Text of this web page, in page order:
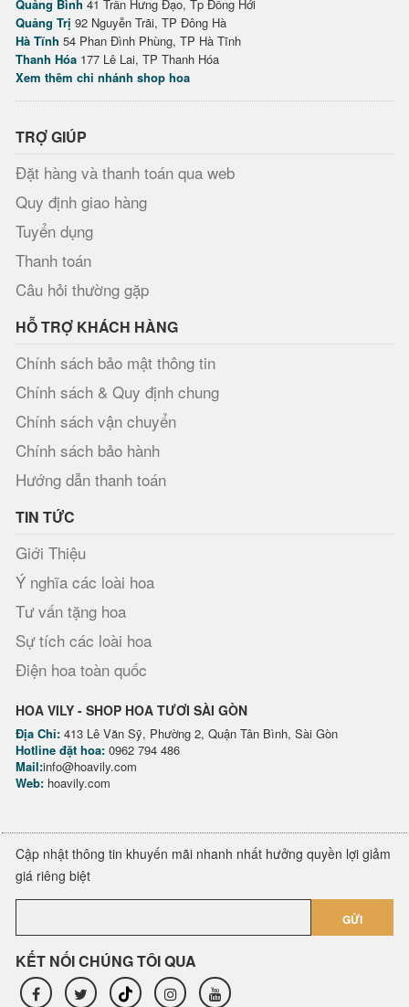
Quảng Bình 41 Trần Hưng Đạo, Tp Đồng Hới
Quảng Trị 92 Nguyễn Trãi, TP Đông Hà
Hà Tĩnh 54 Phan Đình Phùng, TP Hà Tĩnh
Thanh Hóa 177 Lê Lai, TP Thanh Hóa
Xem thêm chi nhánh shop hoa
TRỢ GIÚP
Đặt hàng và thanh toán qua web
Quy định giao hàng
Tuyển dụng
Thanh toán
Câu hỏi thường gặp
HỖ TRỢ KHÁCH HÀNG
Chính sách bảo mật thông tin
Chính sách & Quy định chung
Chính sách vận chuyển
Chính sách bảo hành
Hướng dẫn thanh toán
TIN TỨC
Giới Thiệu
Ý nghĩa các loài hoa
Tư vấn tặng hoa
Sự tích các loài hoa
Điện hoa toàn quốc
HOA VILY - SHOP HOA TƯƠI SÀI GÒN
Địa Chỉ: 413 Lê Văn Sỹ, Phường 2, Quận Tân Bình, Sài Gòn
Hotline đặt hoa: 0962 794 486
Mail:info@hoavily.com
Web: hoavily.com
Cập nhật thông tin khuyến mãi nhanh nhất hưởng quyền lợi giảm
giá riêng biệt
GỬI
KẾT NỐI CHÚNG TÔI QUA